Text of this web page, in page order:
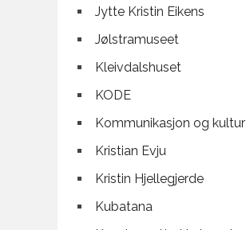
Jytte Kristin Eikens
Jølstramuseet
Kleivdalshuset
KODE
Kommunikasjon og kultur
Kristian Evju
Kristin Hjellegjerde
Kubatana